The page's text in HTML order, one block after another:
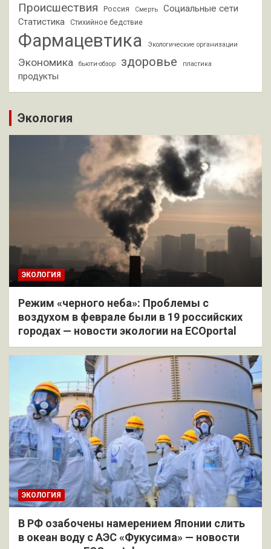
Происшествия Россия Смерть Социальные сети
Статистика Стихийное бедствие
Фармацевтика Экологические организации
Экономика бьюти-обзор здоровье пластика
продукты
Экология
ЭКОЛОГИЯ
Режим «черного неба»: Проблемы с
воздухом в феврале были в 19 российских
городах — новости экологии на ECOportal
ЭКОЛОГИЯ
В РФ озабочены намерением Японии слить
в океан воду с АЭС «Фукусима» — новости